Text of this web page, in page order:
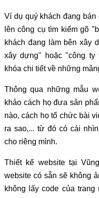
Ví dụ quý khách đang bán
lên công cụ tìm kiếm gõ
khách đang làm bên xây
xây dựng" hoặc "công
khóa chi tiết về những
Thông qua những mẫu
khảo cách họ đưa sản
nào, cách họ tổ chức bài
ra sao,... từ đó có cái
cho riêng mình.
Thiết kế website tại
website có sẵn sẽ không
không lấy code của